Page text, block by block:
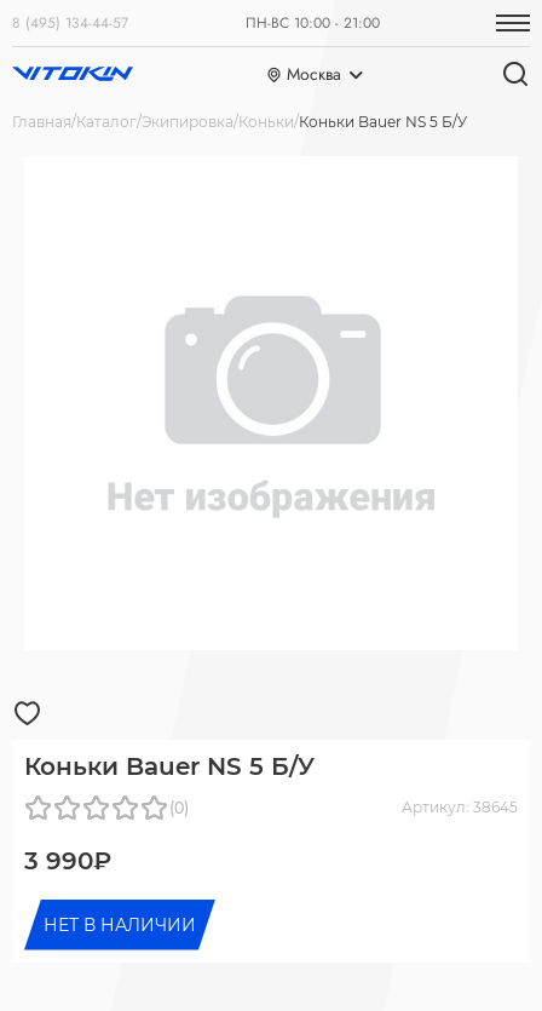
8 (495) 134-44-57 ПН-ВС 10:00 - 21:00
Москва
Главная Каталог Экипировка Коньки Коньки Bauer NS 5 Б/У
Коньки Bauer NS 5 Б/У
(0) Артикул: 38645
3 990₽
НЕТ В НАЛИЧИИ